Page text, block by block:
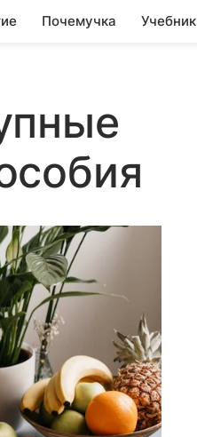
Почемучка Учебник